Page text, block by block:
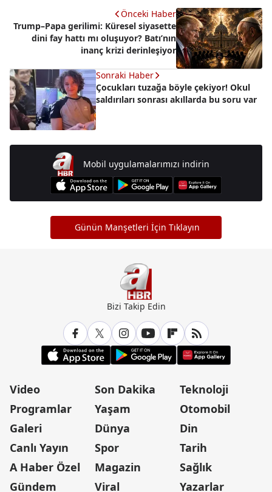
Önceki Haber
Trump–Papa gerilimi: Küresel siyasette
dini fay hattı mı oluşuyor? Batı’nın
inanç krizi derinleşiyor
Sonraki Haber
Çocukları tuzağa böyle çekiyor! Okul
saldırıları sonrası akıllarda bu soru var
Mobil uygulamalarımızı indirin
Günün Manşetleri İçin Tıklayın
Bizi Takip Edin
Video
Programlar
Galeri
Canlı Yayın
A Haber Özel
Gündem
Son Dakika
Yaşam
Dünya
Spor
Magazin
Viral
Teknoloji
Otomobil
Din
Tarih
Sağlık
Yazarlar